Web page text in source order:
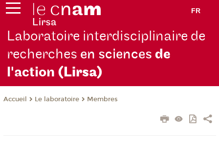
FR
Laboratoire interdisciplinaire de
recherches en sciencesde
l'action (Lirsa)
Accueil Le laboratoire Membres